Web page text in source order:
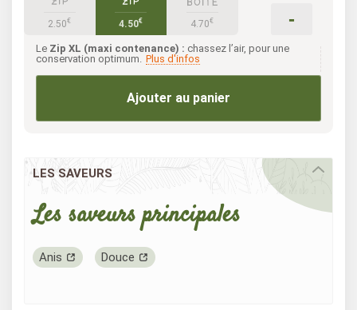
2.50€ 4.50€
Le Zip XL (maxi contenance) : chassez l’air, pour une
conservation optimum. Plus d'infos
4.70€ -
Ajouter au panier
LES SAVEURS
Les saveurs principales
Anis Douce